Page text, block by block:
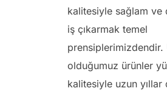
kalitesiyle sağlam ve
iş çıkarmak temel
prensiplerimizdendir.
olduğumuz ürünler
kalitesiyle uzun yıllar